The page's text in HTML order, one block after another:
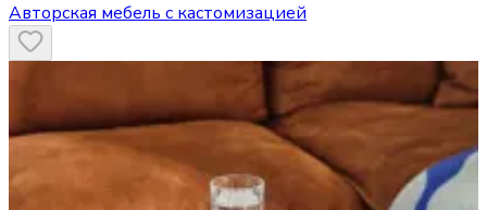
Авторская мебель с кастомизацией